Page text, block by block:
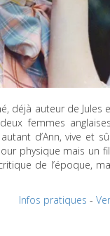
déjà auteur de Jules
femmes
d’Ann, vive et
physique mais un
de l’époque,
Infos pratiques -